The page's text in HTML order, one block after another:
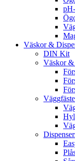
Väskor &
DIN Kit
Väskor &